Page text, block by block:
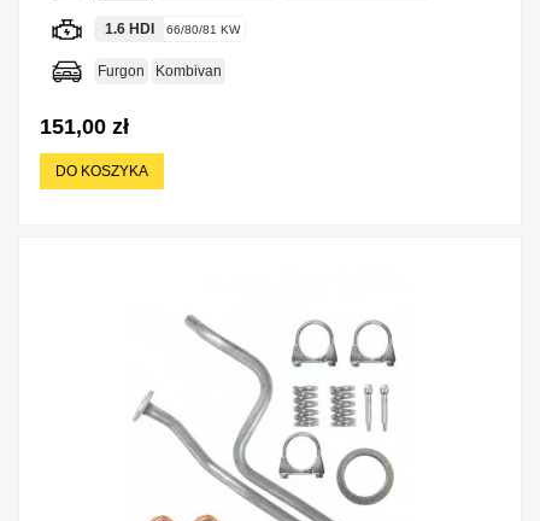
1.6 HDI 66/80/81 KW
Furgon Kombivan
151,00 zł
DO KOSZYKA